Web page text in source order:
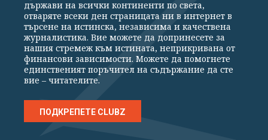
единица с огромен финансов ресурс, то следи
сателитни движения и снимки, хаква телефони и
провайдъри и може в рамките на секунди да
анализира милиони мейли и да извлича от тях
информация. В този отдел работят хора, които по-
софтуерни компании в света. 8200 има славата
държави на всички континенти по света,
отваряте всеки ден страницата ни в интернет в
търсене на истинска, независима и качествена
журналистика. Вие можете да допринесете за
нашия стремеж към истината, неприкривана от
финансови зависимости. Можете да помогнете
единственият поръчител на съдържание да сте
вие – читателите.
ПОДКРЕПЕТЕ CLUBZ